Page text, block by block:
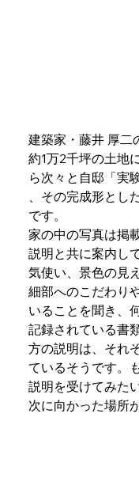
建築家・藤井 厚二
約1万2千坪の土地
ら次々と自邸「実
、その完成形とし
です。
家の中の写真は掲
説明と共に案内し
気使い、景色の見
細部へのこだわり
いることを聞き、
記録されている書
方の説明は、それ
ているそうです。
説明を受けてみた
次に向かった場所